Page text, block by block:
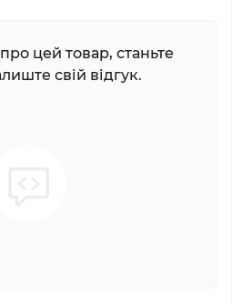
цей товар, станьте
свій відгук.